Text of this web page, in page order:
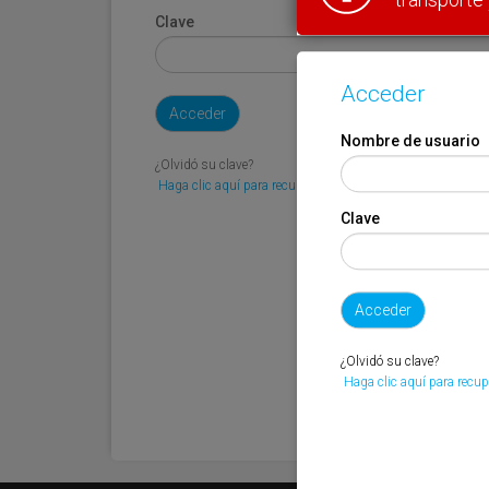
Clave
¿Olvidó su clave?
Haga clic aquí para recuperarla.
Acceder
Nombre de usuario
Clave
¿Olvidó su clave?
Haga clic aquí para